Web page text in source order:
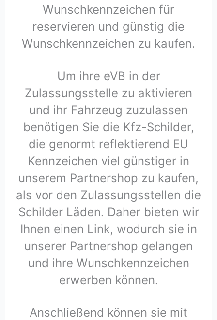
Wunschkennzeichen für
reservieren und günstig die
Wunschkennzeichen zu kaufen.
Um ihre eVB in der
Zulassungsstelle zu aktivieren
und ihr Fahrzeug zuzulassen
benötigen Sie die Kfz-Schilder,
die genormt reflektierend EU
Kennzeichen viel günstiger in
unserem Partnershop zu kaufen,
als vor den Zulassungsstellen die
Schilder Läden. Daher bieten wir
Ihnen einen Link, wodurch sie in
unserer Partnershop gelangen
und ihre Wunschkennzeichen
erwerben können.
Anschließend können sie mit